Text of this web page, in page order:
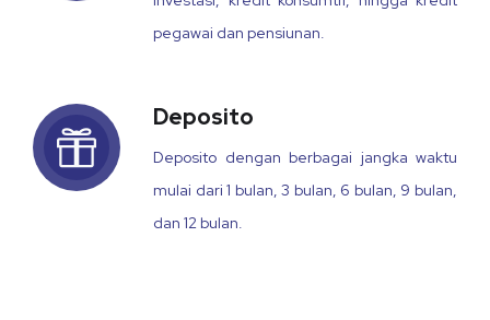
pegawai dan pensiunan.
Deposito
Deposito dengan berbagai jangka waktu
mulai dari 1 bulan, 3 bulan, 6 bulan, 9 bulan,
dan 12 bulan.